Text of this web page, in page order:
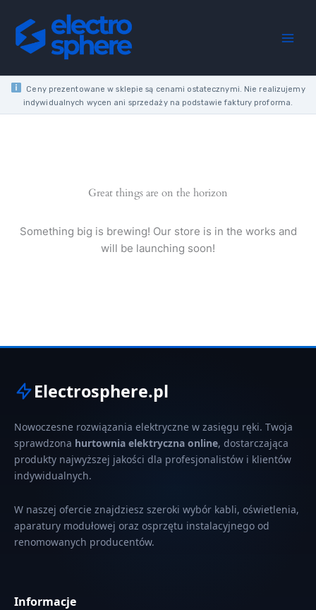
content
Ceny prezentowane w sklepie są cenami ostatecznymi. Nie realizujemy
indywidualnych wycen ani sprzedaży na podstawie faktury proforma.
Great things are on the horizon
Something big is brewing! Our store is in the works and
will be launching soon!
Electrosphere.pl
Nowoczesne rozwiązania elektryczne w zasięgu ręki. Twoja
sprawdzona hurtownia elektryczna online, dostarczająca
produkty najwyższej jakości dla profesjonalistów i klientów
indywidualnych.
W naszej ofercie znajdziesz szeroki wybór kabli, oświetlenia,
aparatury modułowej oraz osprzętu instalacyjnego od
renomowanych producentów.
Informacje